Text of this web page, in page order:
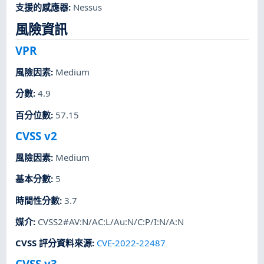
支援的感應器: Nessus
風險資訊
VPR
風險因素: Medium
分數:4.9
百分位數: 57.15
CVSS v2
風險因素: Medium
基本分數: 5
時間性分數:3.7
媒介: CVSS2#AV:N/AC:L/Au:N/C:P/I:N/A:N
CVSS 評分資料來源: CVE-2022-22487